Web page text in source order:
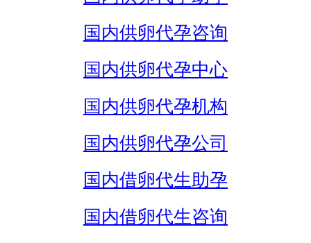
国内供卵代孕咨询
国内供卵代孕中心
国内供卵代孕机构
国内供卵代孕公司
国内借卵代生助孕
国内借卵代生咨询